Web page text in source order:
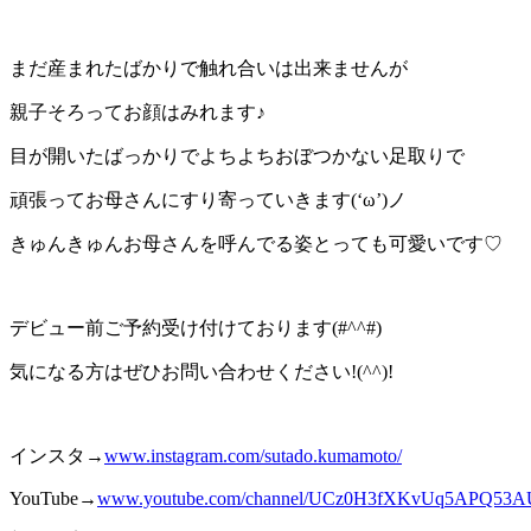
まだ産まれたばかりで触れ合いは出来ませんが
親子そろってお顔はみれます♪
目が開いたばっかりでよちよちおぼつかない足取りで
頑張ってお母さんにすり寄っていきます(‘ω’)ノ
きゅんきゅんお母さんを呼んでる姿とっても可愛いです♡
デビュー前ご予約受け付けております(#^^#)
気になる方はぜひお問い合わせください!(^^)!
インスタ→www.instagram.com/sutado.kumamoto/
YouTube→www.youtube.com/channel/UCz0H3fXKvUq5A